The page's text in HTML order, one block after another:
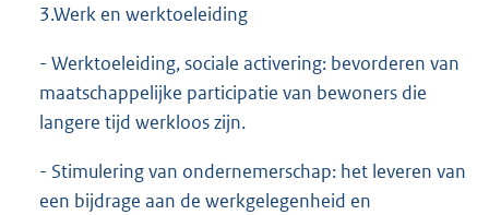
3.Werk en werktoeleiding
- Werktoeleiding, sociale activering: bevorderen van
maatschappelijke participatie van bewoners die
langere tijd werkloos zijn.
- Stimulering van ondernemerschap: het leveren van
een bijdrage aan de werkgelegenheid en